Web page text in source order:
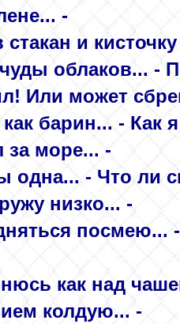
-
и
облаков... -
Или может
барин... - Как
за море... -
одна... - Что ли
низко... -
посмею...
как над
колдую... -